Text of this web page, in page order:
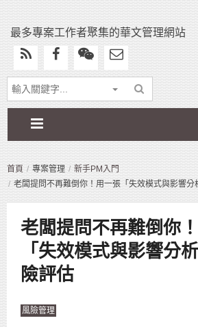
最多專案工作者聚集的華文管理網站
首頁 專案管理
新手PM入門
老闆提問不再難倒你！用一張「失效模式與影響分
老闆提問不再難倒你
「失效模式與影響分
險評估
風險管理